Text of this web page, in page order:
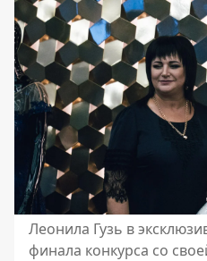
Леонила Гузь в
финала конкурса со